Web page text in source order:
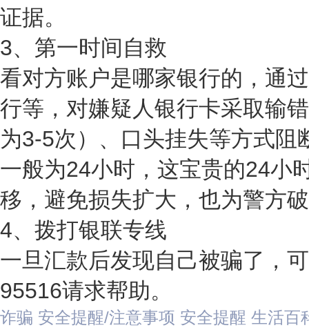
证据。
3、第一时间自救
看对方账户是哪家银行的，通
行等，对嫌疑人银行卡采取输
为3-5次）、口头挂失等方式阻
一般为24小时，这宝贵的24小
移，避免损失扩大，也为警方
4、拨打银联专线
一旦汇款后发现自己被骗了，
95516请求帮助。
诈骗 安全提醒/注意事项 安全提醒 生活百